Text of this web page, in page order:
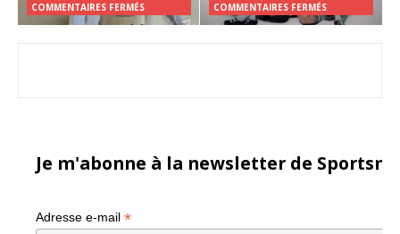
COMMENTAIRES FERMÉS
COMMENTAIRES FERMÉS
Je m'abonne à la newsletter de
Adresse e-mail *